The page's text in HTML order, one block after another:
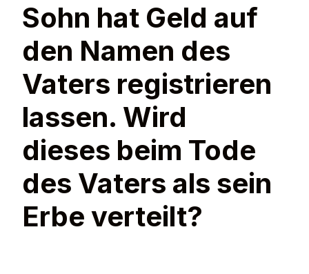
Sohn hat Geld auf
den Namen des
Vaters registrieren
lassen. Wird
dieses beim Tode
des Vaters als sein
Erbe verteilt?